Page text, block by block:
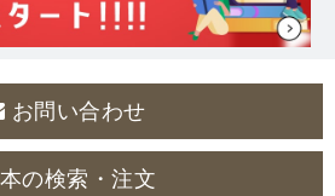
お問い合わせ
本の検索・注文